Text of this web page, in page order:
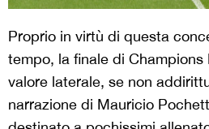
Proprio in virtù di questa
tempo, la finale di Champions
valore laterale, se non
narrazione di Mauricio